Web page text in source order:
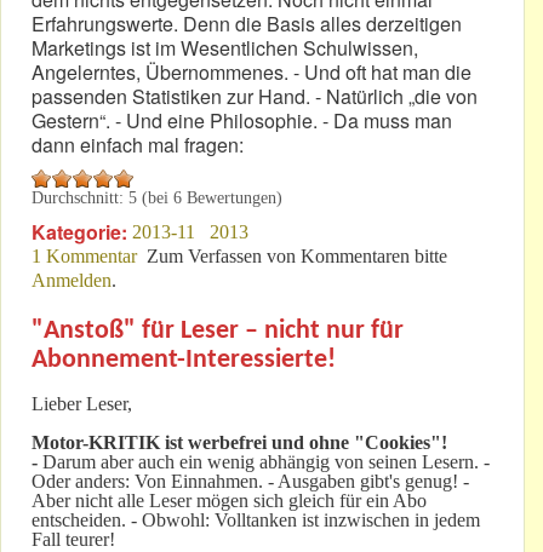
Erfahrungswerte. Denn die Basis alles derzeitigen
Marketings ist im Wesentlichen Schulwissen,
Angelerntes, Übernommenes. - Und oft hat man die
passenden Statistiken zur Hand. - Natürlich „die von
Gestern“. - Und eine Philosophie. - Da muss man
dann einfach mal fragen:
Durchschnitt: 5 (bei 6 Bewertungen)
Kategorie: 2013-11
2013
1 Kommentar Zum Verfassen von Kommentaren bitte
Anmelden.
"Anstoß" für Leser – nicht nur für
Abonnement-Interessierte!
Lieber Leser,
Motor-KRITIK ist werbefrei und ohne "Cookies"!
- Darum aber auch ein wenig abhängig von seinen Lesern. -
Oder anders: Von Einnahmen. - Ausgaben gibt's genug! -
Aber nicht alle Leser mögen sich gleich für ein Abo
entscheiden. - Obwohl: Volltanken ist inzwischen in jedem
Fall teurer!